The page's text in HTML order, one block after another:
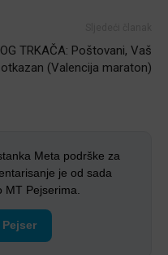
TRKAČA: Poštovani, Vaš
(Valencija maraton)
Meta podrške za
je od sada
Pejserima.